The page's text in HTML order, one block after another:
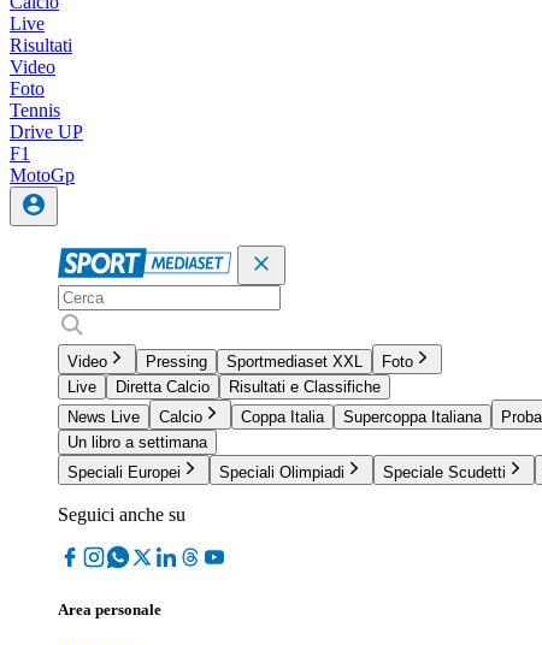
Live
Risultati
Video
Foto
Tennis
Drive UP
F1
MotoGp
Video Pressing Sportmediaset XXL
Foto
Live
Diretta Calcio
Risultati e Classifiche
News Live
Calcio Coppa Italia Supercoppa Italiana
Un libro a settimana
Speciali Europei
Speciali Olimpiadi Speciale Scudetti
Seguici anche su
Area personale